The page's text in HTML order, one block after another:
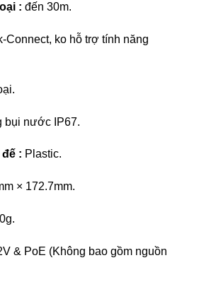
: đến 30m.
Connect, ko hỗ trợ tính năng
bụi nước IP67.
: Plastic.
× 172.7mm.
& PoE (Không bao gồm nguồn